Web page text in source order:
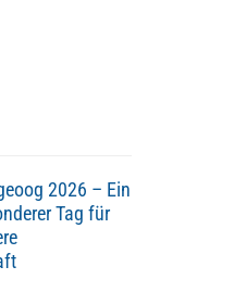
2026 – Ein
Tag für